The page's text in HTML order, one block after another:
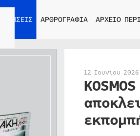
ΕΙΔΗΣΕΙΣ ΑΡΘΡΟΓΡΑΦΙΑ ΑΡΧΕΙΟ
12 Ιουνίου